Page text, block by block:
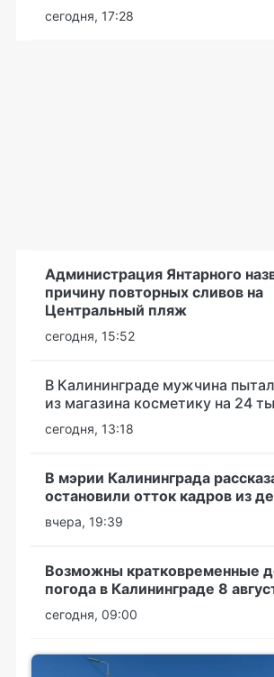
сегодня, 17:28
Администрация Янтарного
причину повторных сливов на
Центральный пляж
сегодня, 15:52
В Калининграде мужчина
из магазина косметику на 24
сегодня, 13:18
В мэрии Калининграда
остановили отток кадров из
вчера, 19:39
Возможны кратковременные
погода в Калининграде 8
сегодня, 09:00